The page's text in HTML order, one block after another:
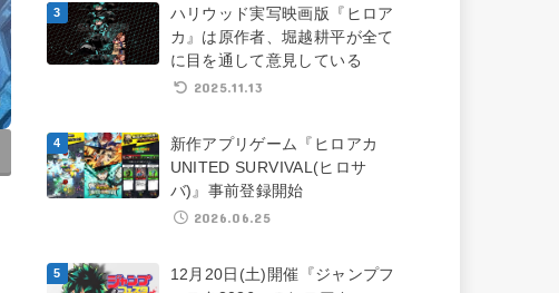
ハリウッド実写映画版『ヒロア
カ』は原作者、堀越耕平が全て
に目を通して意見している
2025.11.13
新作アプリゲーム『ヒロアカ
UNITED SURVIVAL(ヒロサ
バ)』事前登録開始
2026.06.25
12月20日(土)開催『ジャンプフ